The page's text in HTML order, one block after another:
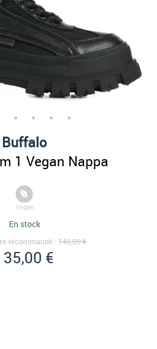
Buffalo
1 Vegan Nappa
Vegan
En stock
recommandé : 140,00 €
€